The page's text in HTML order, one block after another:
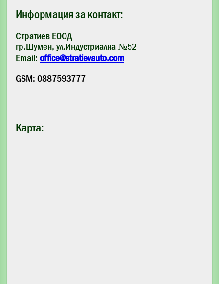
Информация за контакт:
Стратиев ЕООД
гр.Шумен, ул.Индустриална №52
Email: office@stratievauto.com
GSM: 0887593777
Карта: